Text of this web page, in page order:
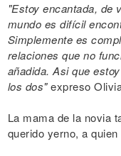
"Estoy encantada, de
mundo es difícil
Simplemente es
relaciones que no
añadida. Asi que
los dos"expreso
La mama de la novia
querido yerno, a